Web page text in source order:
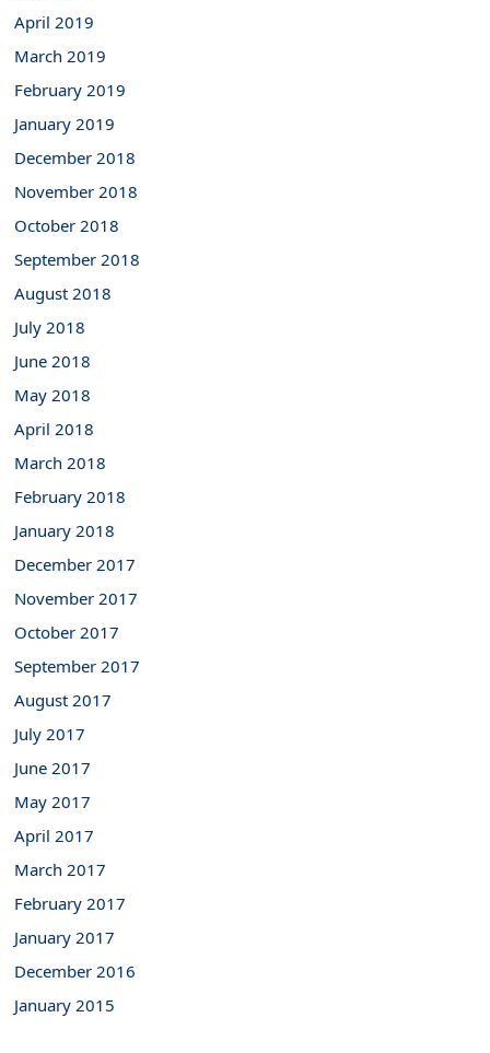
April 2019
March 2019
February 2019
January 2019
December 2018
November 2018
October 2018
September 2018
August 2018
July 2018
June 2018
May 2018
April 2018
March 2018
February 2018
January 2018
December 2017
November 2017
October 2017
September 2017
August 2017
July 2017
June 2017
May 2017
April 2017
March 2017
February 2017
January 2017
December 2016
January 2015